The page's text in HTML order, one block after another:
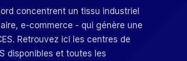
concentrent un tissu industriel
e-commerce - qui génère une
Retrouvez ici les centres de
disponibles et toutes les